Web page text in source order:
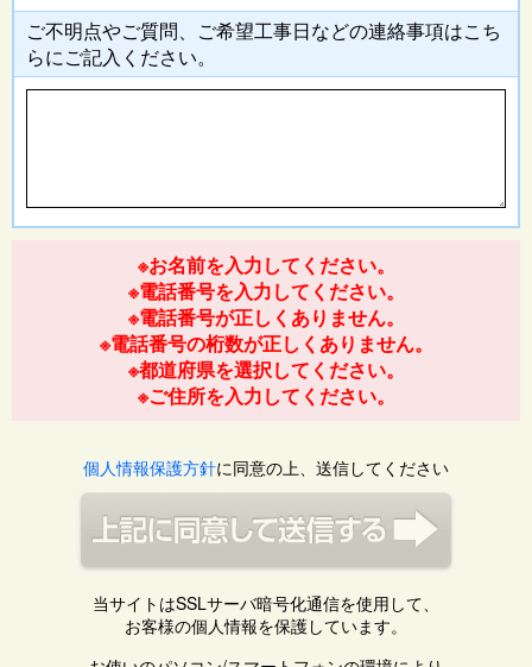
ご不明点やご質問、ご希望工事日などの連絡事項はこち
らにご記入 ください。
※お名前を入力してください。
※電話番号を入力してください。
※電話番号が正しくありません。
※電話番号の桁数が正しくありません。
※都道府県を選択してください。
※ご住所を入力してください。
個人情報保護方針に同意の上、送信してください
当サイトはSSLサーバ暗号化通信を使用して、
お客様の個人情報を保護しています。